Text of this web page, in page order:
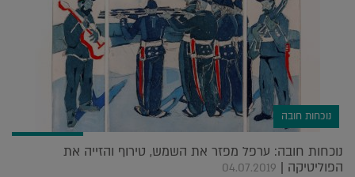
נוכחות חובה
נוכחות חובה: ערפל מפזר את השמש, טירוף והזייה את
הפוליטיקה | 04.07.2019